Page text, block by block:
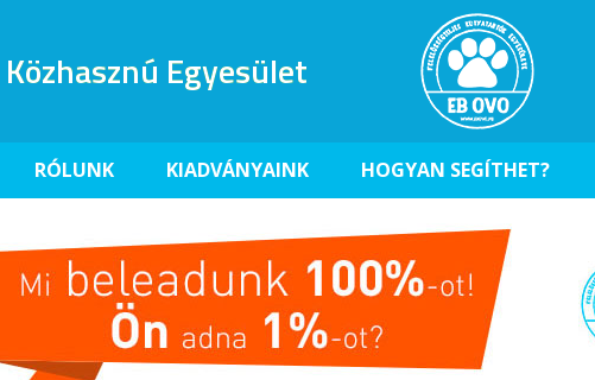
Közhasznú Egyesület
RÓLUNK KIADVÁNYAINK HOGYAN SEGÍTHET?